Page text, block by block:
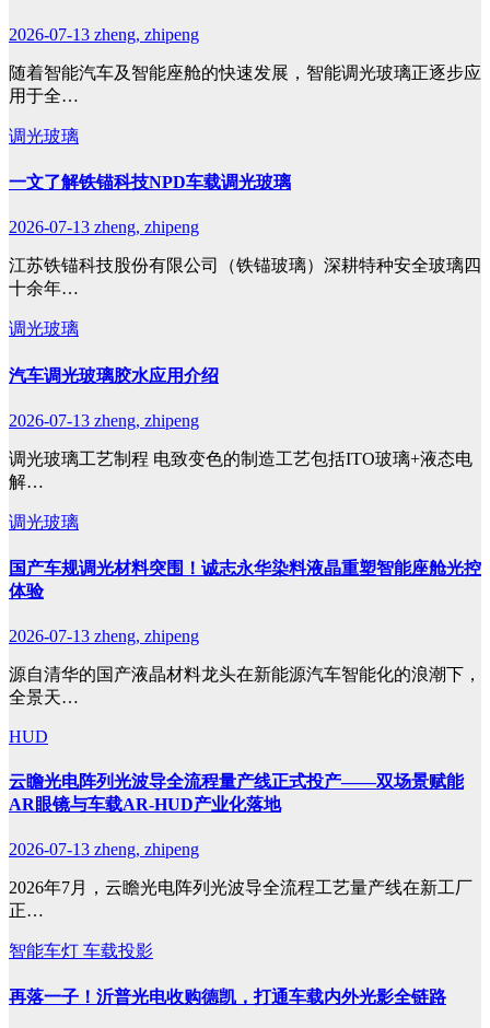
2026-07-13 zheng, zhipeng
随着智能汽车及智能座舱的快速发展，智能调光玻璃正逐步应
用于全…
调光玻璃
一文了解铁锚科技NPD车载调光玻璃
2026-07-13 zheng, zhipeng
江苏铁锚科技股份有限公司（铁锚玻璃）深耕特种安全玻璃四
十余年…
调光玻璃
汽车调光玻璃胶水应用介绍
2026-07-13 zheng, zhipeng
调光玻璃工艺制程 电致变色的制造工艺包括ITO玻璃+液态电
解…
调光玻璃
国产车规调光材料突围！诚志永华染料液晶重塑智能座舱光控
体验
2026-07-13 zheng, zhipeng
源自清华的国产液晶材料龙头在新能源汽车智能化的浪潮下，
全景天…
HUD
云瞻光电阵列光波导全流程量产线正式投产——双场景赋能
AR眼镜与车载AR-HUD产业化落地
2026-07-13 zheng, zhipeng
2026年7月，云瞻光电阵列光波导全流程工艺量产线在新工厂
正…
智能车灯 车载投影
再落一子！沂普光电收购德凯，打通车载内外光影全链路